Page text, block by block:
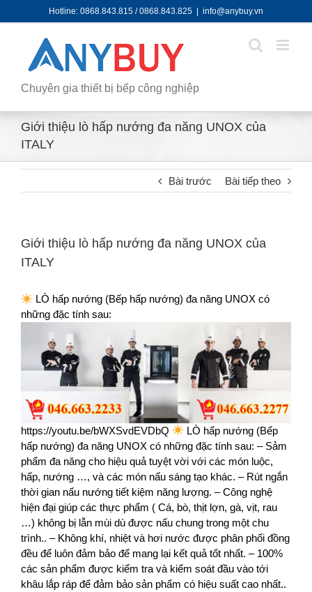
to
Hotline: 0868.843.815 / 0868.843.825 info@anybuy.vn
Chuyên gia thiết bị bếp công nghiệp
Giới thiệu lò hấp nướng đa năng UNOX của
ITALY
Bài trước Bài tiếp theo
Giới thiệu lò hấp nướng đa năng UNOX của
ITALY
LÒ hấp nướng (Bếp hấp nướng) đa năng UNOX có
những đặc tính sau:
https://youtu.be/bWXSvdEVDbQ
LÒ hấp nướng (Bếp
hấp nướng) đa năng UNOX có những đặc tính sau: – Sảm
phẩm đa năng cho hiệu quả tuyệt vời với các món luộc,
hấp, nướng …, và các món nấu sáng tạo khác. – Rút ngắn
thời gian nấu nướng tiết kiệm năng lượng. – Công nghệ
hiện đại giúp các thực phẩm ( Cá, bò, thịt lợn, gà, vịt, rau
…) không bị lẫn mùi dù được nấu chung trong một chu
trình.. – Không khí, nhiệt và hơi nước được phân phối đồng
đều để luôn đảm bảo để mang lại kết quả tốt nhất. – 100%
các sản phẩm được kiểm tra và kiểm soát đầu vào tới
khâu lắp ráp để đảm bảo sản phẩm có hiệu suất cao nhất..